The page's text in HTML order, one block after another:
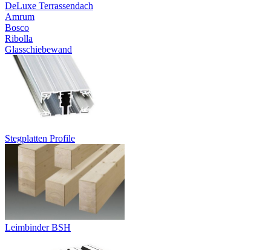
DeLuxe Terrassendach
Amrum
Bosco
Ribolla
Glasschiebewand
Stegplatten Profile
Leimbinder BSH